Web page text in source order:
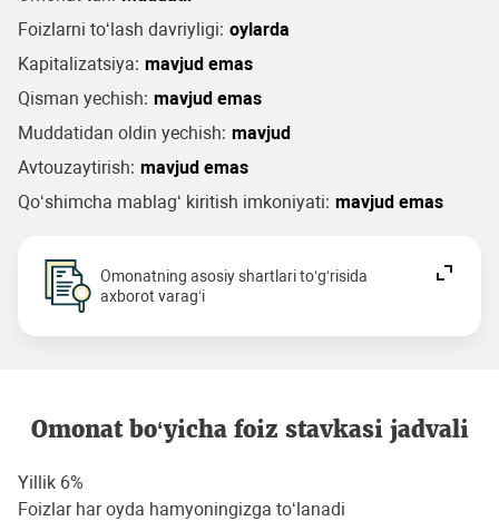
Foizlarni to‘lash davriyligi: oylarda
Kapitalizatsiya: mavjud emas
Qisman yechish: mavjud emas
Muddatidan oldin yechish: mavjud
Avtouzaytirish: mavjud emas
Qo‘shimcha mablag‘ kiritish imkoniyati: mavjud emas
Omonatning asosiy shartlari to‘g‘risida
axborot varag‘i
Omonat bo‘yicha foiz stavkasi jadvali
Yillik 6%
Foizlar har oyda hamyoningizga to‘lanadi